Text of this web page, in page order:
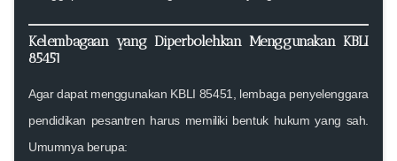
Kelembagaan yang Diperbolehkan Menggunakan KBLI
85451
Agar dapat menggunakan KBLI 85451, lembaga penyelenggara
pendidikan pesantren harus memiliki bentuk hukum yang sah.
Umumnya berupa: